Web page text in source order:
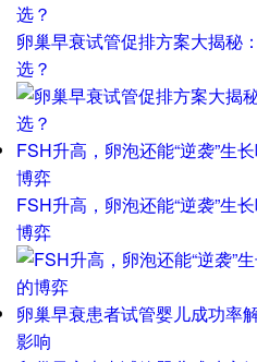
选？
卵巢早衰试管促排方案大揭秘
选？
FSH升高，卵泡还能“逆袭”生
博弈
FSH升高，卵泡还能“逆袭”生
博弈
卵巢早衰患者试管婴儿成功率
影响